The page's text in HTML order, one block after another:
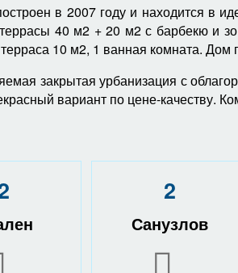
в 2007 году и находится в
40 м2 + 20 м2 с барбекю и
10 м2, 1 ванная комната. Дом
закрытая урбанизация с
вариант по цене-качеству.
2
Санузлов